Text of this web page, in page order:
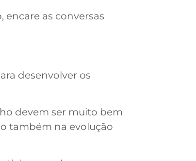
as conversas
desenvolver os
devem ser muito bem
também na evolução